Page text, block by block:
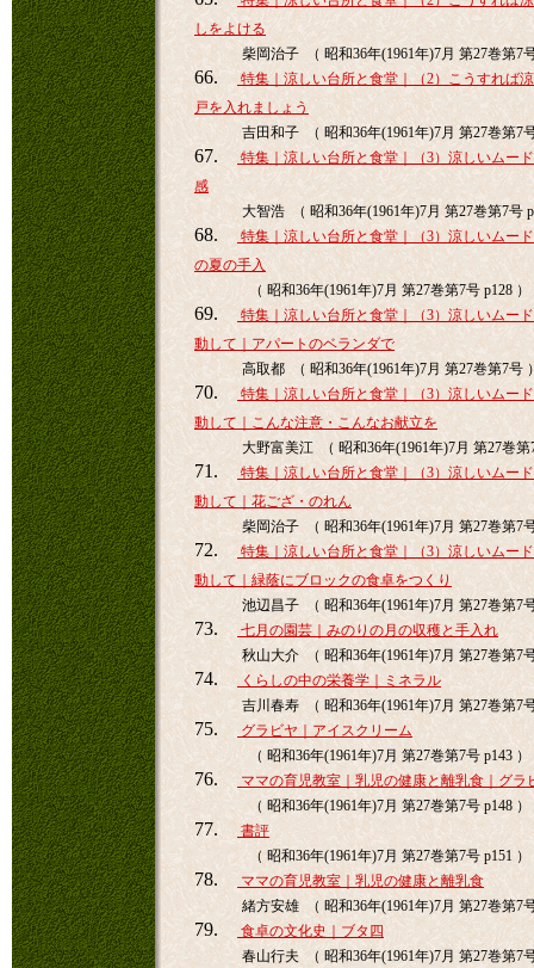
しをよける
柴岡治子 （ 昭和36年(1961年)7月 第27巻第7
66.
特集｜涼しい台所と食堂｜（2）こうすれば
戸を入れましょう
吉田和子 （ 昭和36年(1961年)7月 第27巻第7
67.
特集｜涼しい台所と食堂｜（3）涼しいムー
感
大智浩 （ 昭和36年(1961年)7月 第27巻第7号
68.
特集｜涼しい台所と食堂｜（3）涼しいムー
の夏の手入
（ 昭和36年(1961年)7月 第27巻第7号 p128 ）
69.
特集｜涼しい台所と食堂｜（3）涼しいムー
動して｜アパートのベランダで
高取都 （ 昭和36年(1961年)7月 第27巻第7号
70.
特集｜涼しい台所と食堂｜（3）涼しいムー
動して｜こんな注意・こんなお献立を
大野富美江 （ 昭和36年(1961年)7月 第27巻第
71.
特集｜涼しい台所と食堂｜（3）涼しいムー
動して｜花ござ・のれん
柴岡治子 （ 昭和36年(1961年)7月 第27巻第7
72.
特集｜涼しい台所と食堂｜（3）涼しいムー
動して｜緑蔭にブロックの食卓をつくり
池辺昌子 （ 昭和36年(1961年)7月 第27巻第7
73.
七月の園芸｜みのりの月の収穫と手入れ
秋山大介 （ 昭和36年(1961年)7月 第27巻第7
74.
くらしの中の栄養学｜ミネラル
吉川春寿 （ 昭和36年(1961年)7月 第27巻第7
75.
グラビヤ｜アイスクリーム
（ 昭和36年(1961年)7月 第27巻第7号 p143 ）
76.
ママの育児教室｜乳児の健康と離乳食｜グラ
（ 昭和36年(1961年)7月 第27巻第7号 p148 ）
77.
書評
（ 昭和36年(1961年)7月 第27巻第7号 p151 ）
78.
ママの育児教室｜乳児の健康と離乳食
緒方安雄 （ 昭和36年(1961年)7月 第27巻第7
79.
食卓の文化史｜ブタ四
春山行夫 （ 昭和36年(1961年)7月 第27巻第7